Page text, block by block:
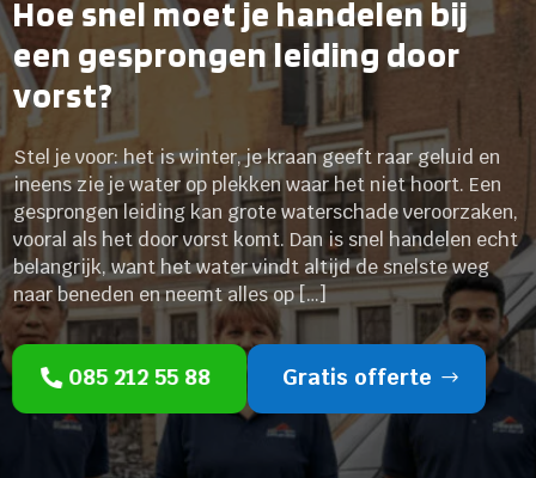
Hoe snel moet je handelen bij
een gesprongen leiding door
vorst?
Stel je voor: het is winter, je kraan geeft raar geluid en
ineens zie je water op plekken waar het niet hoort. Een
gesprongen leiding kan grote waterschade veroorzaken,
vooral als het door vorst komt. Dan is snel handelen echt
belangrijk, want het water vindt altijd de snelste weg
naar beneden en neemt alles op […]
085 212 55 88 Gratis offerte